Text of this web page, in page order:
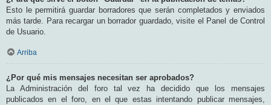
Esto le permitirá guardar borradores que serán completados y enviados
más tarde. Para recargar un borrador guardado, visite el Panel de Control
de Usuario.
Arriba
¿Por qué mis mensajes necesitan ser aprobados?
La Administración del foro tal vez ha decidido que los mensajes
publicados en el foro, en el que estas intentando publicar mensajes,